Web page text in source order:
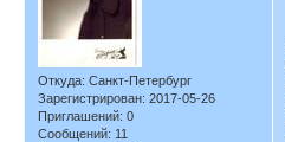
Откуда: Санкт-Петербург
Зарегистрирован: 2017-05-26
Приглашений: 0
Сообщений: 11